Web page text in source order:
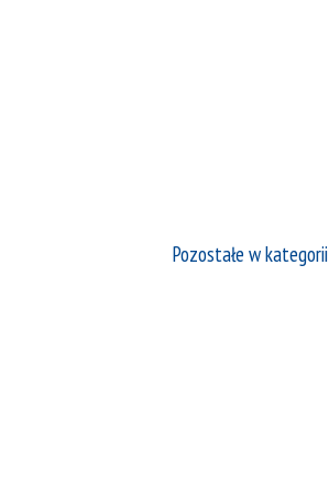
Pozostałe w kategorii